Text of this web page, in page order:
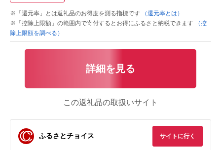
※「還元率」とは返礼品のお得度を測る指標です
（還元率とは）
※「控除上限額」の範囲内で寄付するとお得にふるさと納税できます
（控
除上限額を調べる）
詳細を見る
この返礼品の取扱いサイト
ふるさとチョイス サイトに行く